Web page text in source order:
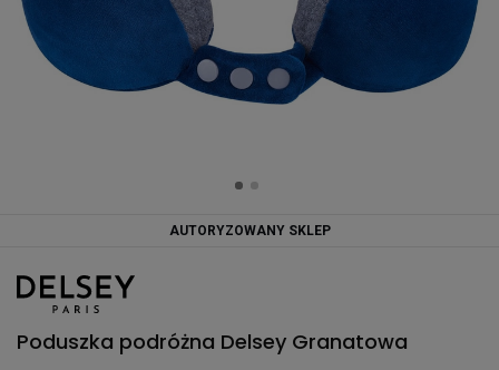
AUTORYZOWANY SKLEP
Poduszka podróżna Delsey Granatowa